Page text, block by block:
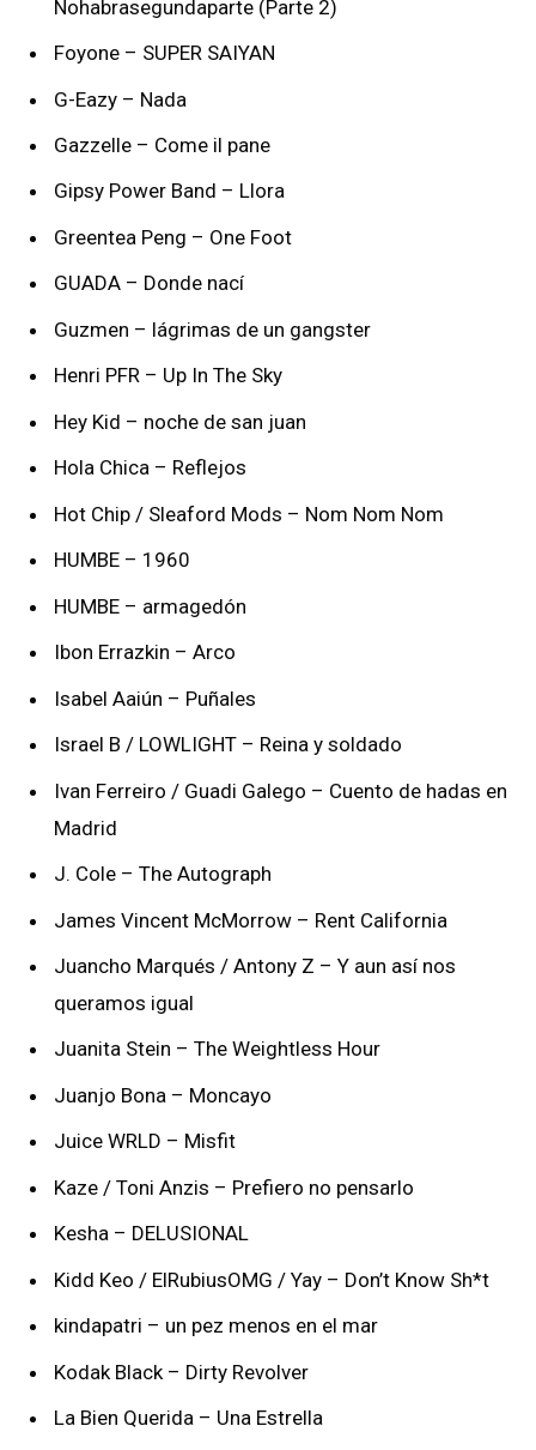
Nohabrasegundaparte (Parte 2)
Foyone – SUPER SAIYAN
G-Eazy – Nada
Gazzelle – Come il pane
Gipsy Power Band – Llora
Greentea Peng – One Foot
GUADA – Donde nací
Guzmen – lágrimas de un gangster
Henri PFR – Up In The Sky
Hey Kid – noche de san juan
Hola Chica – Reflejos
Hot Chip / Sleaford Mods – Nom Nom Nom
HUMBE – 1960
HUMBE – armagedón
Ibon Errazkin – Arco
Isabel Aaiún – Puñales
Israel B / LOWLIGHT – Reina y soldado
Ivan Ferreiro / Guadi Galego – Cuento de hadas en
Madrid
J. Cole – The Autograph
James Vincent McMorrow – Rent California
Juancho Marqués / Antony Z – Y aun así nos
queramos igual
Juanita Stein – The Weightless Hour
Juanjo Bona – Moncayo
Juice WRLD – Misfit
Kaze / Toni Anzis – Prefiero no pensarlo
Kesha – DELUSIONAL
Kidd Keo / ElRubiusOMG / Yay – Don’t Know Sh*t
kindapatri – un pez menos en el mar
Kodak Black – Dirty Revolver
La Bien Querida – Una Estrella